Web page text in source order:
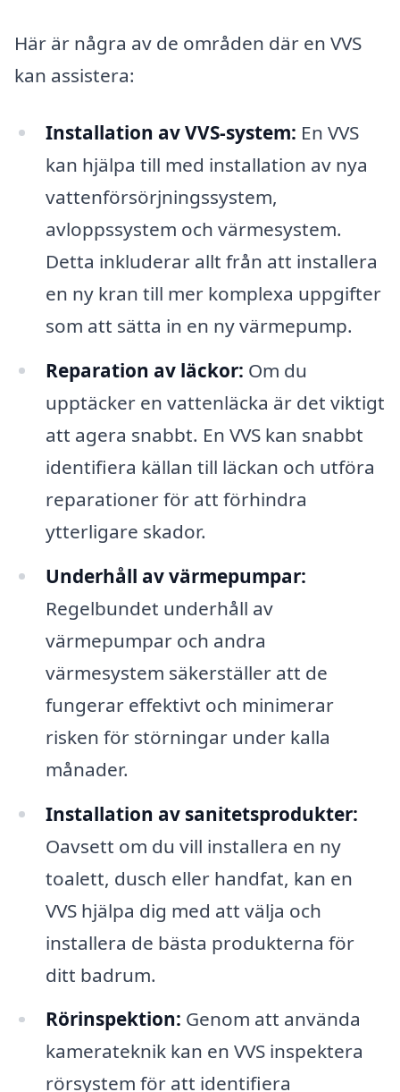
Här är några av de områden där en VVS
kan assistera:
Installation av VVS-system: En VVS
kan hjälpa till med installation av nya
vattenförsörjningssystem,
avloppssystem och värmesystem.
Detta inkluderar allt från att installera
en ny kran till mer komplexa uppgifter
som att sätta in en ny värmepump.
Reparation av läckor: Om du
upptäcker en vattenläcka är det viktigt
att agera snabbt. En VVS kan snabbt
identifiera källan till läckan och utföra
reparationer för att förhindra
ytterligare skador.
Underhåll av värmepumpar:
Regelbundet underhåll av
värmepumpar och andra
värmesystem säkerställer att de
fungerar effektivt och minimerar
risken för störningar under kalla
månader.
Installation av sanitetsprodukter:
Oavsett om du vill installera en ny
toalett, dusch eller handfat, kan en
VVS hjälpa dig med att välja och
installera de bästa produkterna för
ditt badrum.
Rörinspektion: Genom att använda
kamerateknik kan en VVS inspektera
rörsystem för att identifiera